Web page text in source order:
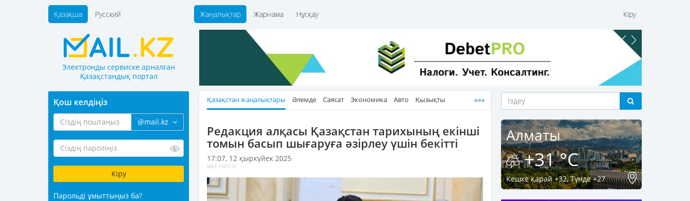
Жаңалықтар Жарнама Нұсқау Кіру
Қазақша Русский
Электронды сервиске арналған
Қазақстандық портал
Қазақстан жаңалықтары Әлемде Саясат Экономика Авто Қызықты
Редакция алқасы Қазақстан тарихының екінші
томын басып шығаруға әзірлеу үшін бекітті
17:07, 12 қыркүйек 2025
MKZ: 1503155
Қош келдіңіз
@mail.kz
Парольді ұмыттыңыз ба?
Алматы
+31 °C
Кешке қарай +32, Түнде +27